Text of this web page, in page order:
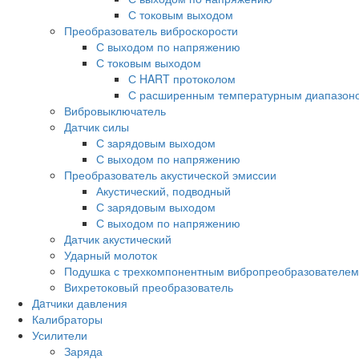
С токовым выходом
Преобразователь виброскорости
С выходом по напряжению
С токовым выходом
С HART протоколом
С расширенным температурным
Вибровыключатель
Датчик силы
С зарядовым выходом
С выходом по напряжению
Преобразователь акустической эмиссии
Акустический, подводный
С зарядовым выходом
С выходом по напряжению
Датчик акустический
Ударный молоток
Подушка с трехкомпонентным вибропреобразователем
Вихретоковый преобразователь
Дaтчики давления
Калибраторы
Усилители
Заряда